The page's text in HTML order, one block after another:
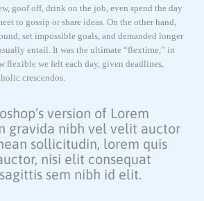
goof off, drink on the job, even spend the day
to gossip or share ideas. On the other hand,
set impossible goals, and demanded longer
entail. It was the ultimate “flextime,” in
flexible we felt each day, given deadlines,
crescendos.
version of Lorem
gravida nibh vel velit auctor
sollicitudin, lorem quis
nisi elit consequat
sem nibh id elit.